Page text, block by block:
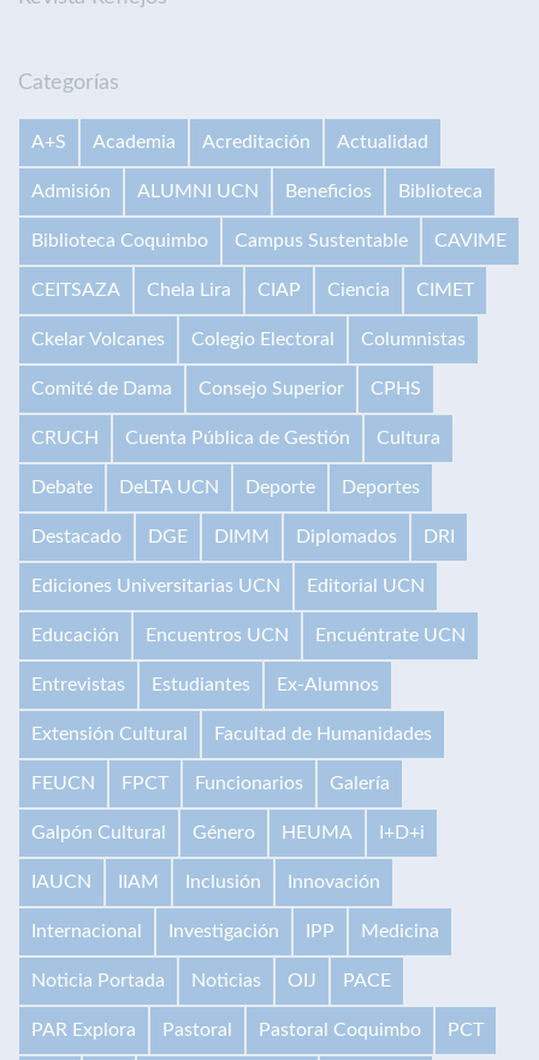
Categorías
A+S Academia Acreditación Actualidad
Admisión ALUMNI UCN Beneficios Biblioteca
Biblioteca Coquimbo Campus Sustentable CAVIME
CEITSAZA Chela Lira CIAP Ciencia CIMET
Ckelar Volcanes Colegio Electoral Columnistas
Comité de Dama Consejo Superior CPHS
CRUCH Cuenta Pública de Gestión Cultura
Debate DeLTA UCN Deporte Deportes
Destacado DGE DIMM Diplomados DRI
Ediciones Universitarias UCN Editorial UCN
Educación Encuentros UCN Encuéntrate UCN
Entrevistas Estudiantes Ex-Alumnos
Extensión Cultural Facultad de Humanidades
FEUCN FPCT Funcionarios Galería
Galpón Cultural Género HEUMA I+D+i
IAUCN IIAM Inclusión Innovación
Internacional Investigación IPP Medicina
Noticia Portada Noticias OIJ PACE
PAR Explora Pastoral Pastoral Coquimbo PCT